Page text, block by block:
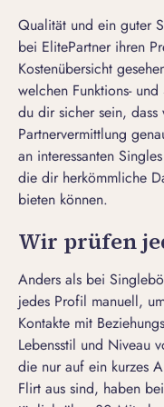
Qualität und ein guter
bei ElitePartner ihren
Kostenübersicht
welchen Funktions-
du dir sicher sein,
Partnervermittlung
an interessanten
die dir herkömmliche
bieten können.
Wir prüfen
Anders als bei
jedes Profil manuell,
Kontakte mit
Lebensstil und Niveau
die nur auf ein kurzes
Flirt aus sind, haben